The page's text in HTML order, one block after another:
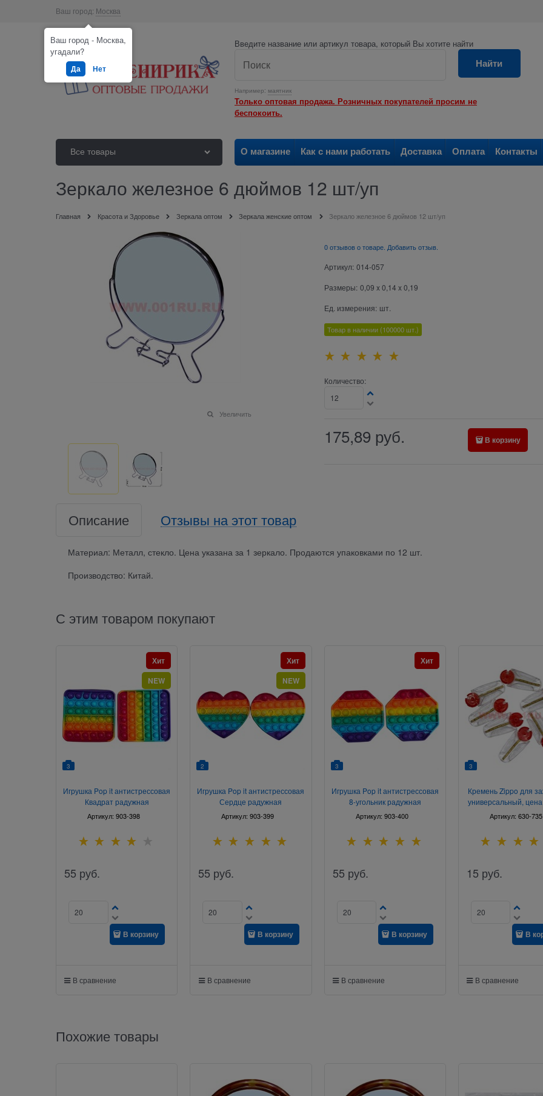
Ваш город: Москва
Введите название или артикул товара, который Вы хотите найти
Например: маятник
Найти
Только оптовая продажа. Розничных покупателей просим не
беспокоить.
Все товары О магазине Как с нами работать Доставка Оплата Контакты
Зеркало железное 6 дюймов 12 шт/уп
Главная Красота и Здоровье Зеркала оптом Зеркала женские оптом Зеркало железное 6 дюймов 12 шт/уп
Увеличить
0 отзывов о товаре. Добавить отзыв.
Артикул: 014-057
Размеры: 0,09 x 0,14 x 0,19
Ед. измерения: шт.
Товар в наличии (100000 шт.)
Количество:
175,89 руб. В корзину
Описание Отзывы на этот товар
Материал: Металл, стекло. Цена указана за 1 зеркало. Продаются упаковками по 12 шт.
Производство: Китай.
С этим товаром покупают
3
Игрушка Pop it антистрессовая
Квадрат радужная
Артикул:903-398
Хит
NEW
55 руб.
В корзину
В сравнение
2
Игрушка Pop it антистрессовая
Сердце радужная
Артикул:903-399
Хит
NEW
55 руб.
В корзину
В сравнение
3
Игрушка Pop it антистрессовая
8-угольник радужная
Артикул: 903-400
Хит
55 руб.
В корзину
В сравнение
3
Кремень Zippo для
универсальный,
Артикул: 630-735
15 руб.
В
В сравнение
Похожие товары
Ваш город - Москва,
угадали?
Да Нет